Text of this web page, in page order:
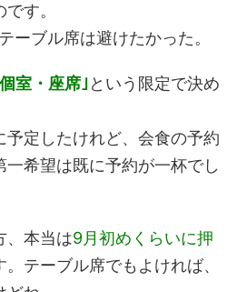
す。
ーブル席は避けたかった。
室・座席｣という限定で決め
定したけれど、会食の予約
希望は既に予約が一杯でし
、本当は9月初めくらいに押
。テーブル席でもよければ、